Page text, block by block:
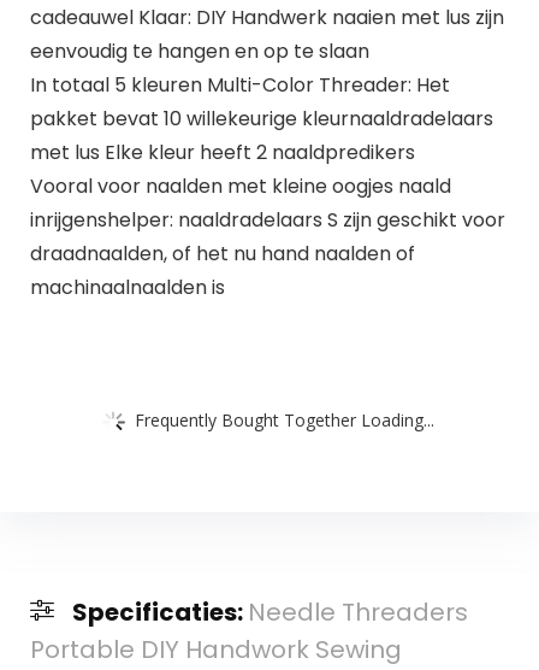
cadeauwel Klaar: DIY Handwerk naaien met lus zijn
eenvoudig te hangen en op te slaan
In totaal 5 kleuren Multi-Color Threader: Het
pakket bevat 10 willekeurige kleurnaaldradelaars
met lus Elke kleur heeft 2 naaldpredikers
Vooral voor naalden met kleine oogjes naald
inrijgenshelper: naaldradelaars S zijn geschikt voor
draadnaalden, of het nu hand naalden of
machinaalnaalden is
Frequently Bought Together Loading...
Specificaties: Needle Threaders
Portable DIY Handwork Sewing